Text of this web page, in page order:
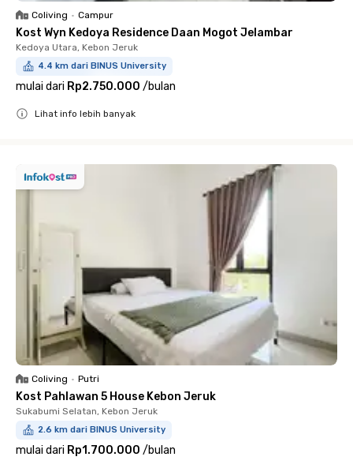
Coliving • Campur
Kost Wyn Kedoya Residence Daan Mogot Jelambar
Kedoya Utara, Kebon Jeruk
4.4 km dari BINUS University
mulai dari Rp2.750.000 /bulan
Lihat info lebih banyak
Coliving • Putri
Kost Pahlawan 5 House Kebon Jeruk
Sukabumi Selatan, Kebon Jeruk
2.6 km dari BINUS University
mulai dari Rp1.700.000 /bulan